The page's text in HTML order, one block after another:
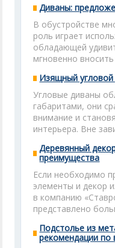
Диваны:
В обустройстве
роль играет
обладающей
мгновенно
Изящный угловой
Угловые диваны
габаритами, они
внимание и
интерьера. Вне
Деревянный
преимущества
Если необходимо
элементы и декор
в компанию
представлено
Подстолье из
рекомендации по